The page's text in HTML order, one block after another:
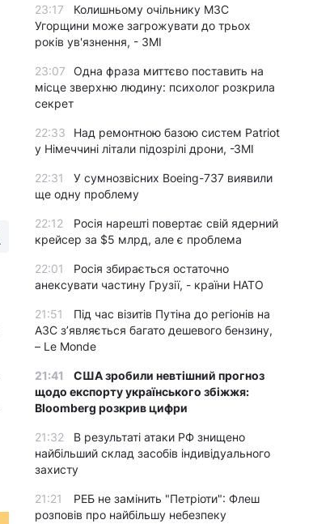
23:17
Колишньому очільнику МЗС
Угорщини може загрожувати до трьох
років ув'язнення, - ЗМІ
23:07
Одна фраза миттєво поставить на
місце зверхню людину: психолог розкрила
секрет
22:33
Над ремонтною базою систем Patriot
у Німеччині літали підозрілі дрони, -ЗМІ
22:31
У сумнозвісних Boeing-737 виявили
ще одну проблему
22:12
Росія нарешті повертає свій ядерний
крейсер за $5 млрд, але є проблема
22:01
Росія збирається остаточно
анексувати частину Грузії, - країни НАТО
21:51
Під час візитів Путіна до регіонів на
АЗС з’являється багато дешевого бензину,
– Le Monde
21:41
США зробили невтішний прогноз
щодо експорту українського збіжжя:
Bloomberg розкрив цифри
21:32
В результаті атаки РФ знищено
найбільший склад засобів індивідуального
захисту
21:21
РЕБ не замінить "Петріоти": Флеш
розповів про найбільшу небезпеку